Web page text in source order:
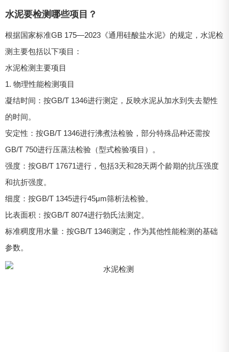
水泥要检测哪些项目？
根据国家标准GB 175—2023《通用硅酸盐水泥》的规定，水泥检
测主要包括以下项目：
水泥检测主要项目
1. 物理性能检测项目
凝结时间：按GB/T 1346进行测定，反映水泥从加水到失去塑性
的时间。
安定性：按GB/T 1346进行沸煮法检验，部分特殊品种还需按
GB/T 750进行压蒸法检验（型式检验项目）。
强度：按GB/T 17671进行，包括3天和28天两个龄期的抗压强度
和抗折强度。
细度：按GB/T 1345进行45μm筛析法检验。
比表面积：按GB/T 8074进行勃氏法测定。
标准稠度用水量：按GB/T 1346测定，作为其他性能检测的基础
参数。